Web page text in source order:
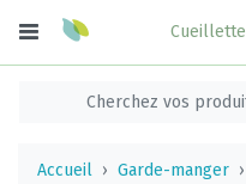
Cueillette
Accueil Garde-manger